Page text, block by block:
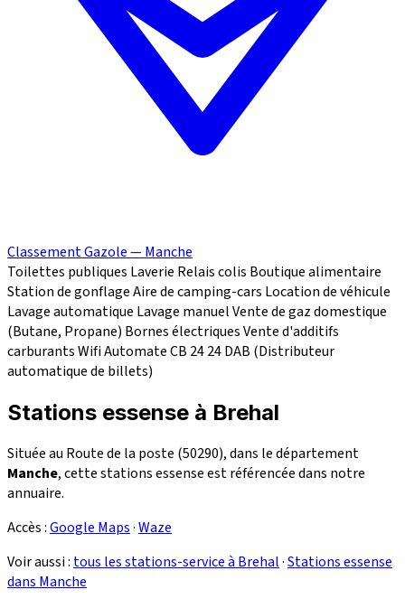
Classement Gazole — Manche
Toilettes publiques Laverie Relais colis Boutique alimentaire
Station de gonflageAire de camping-cars Location de véhicule
Lavage automatique Lavage manuelVente de gaz domestique
(Butane, Propane) Bornes électriquesVente d'additifs
carburantsWifiAutomate CB 2424DAB (Distributeur
automatique de billets)
Stations essense à Brehal
Située au Route de la poste (50290), dans le département
Manche, cette stations essense est référencée dans notre
annuaire.
Accès :Google Maps·Waze
Voir aussi : tous les stations-service à Brehal·Stations essense
dans Manche